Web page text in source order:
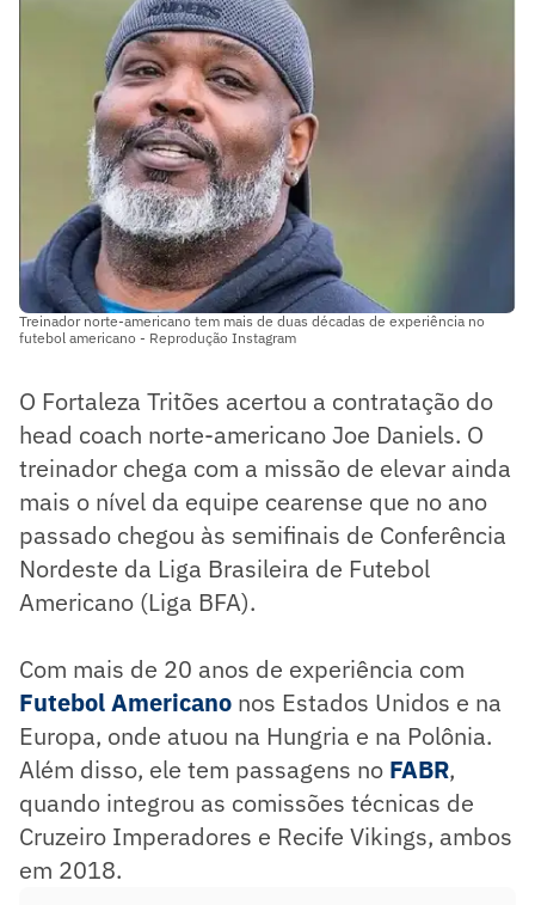
Treinador norte-americano tem mais de duas décadas de experiência no
futebol americano - Reprodução Instagram
O Fortaleza Tritões acertou a contratação do
head coach norte-americano Joe Daniels. O
treinador chega com a missão de elevar ainda
mais o nível da equipe cearense que no ano
passado chegou às semifinais de Conferência
Nordeste da Liga Brasileira de Futebol
Americano (Liga BFA).
Com mais de 20 anos de experiência com
Futebol Americano nos Estados Unidos e na
Europa, onde atuou na Hungria e na Polônia.
Além disso, ele tem passagens no FABR,
quando integrou as comissões técnicas de
Cruzeiro Imperadores e Recife Vikings, ambos
em 2018.